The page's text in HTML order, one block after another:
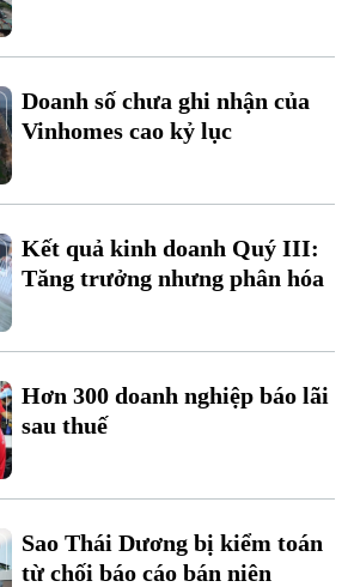
0865.116.699
Doanh số chưa ghi nhận của
Vinhomes cao kỷ lục
Kết quả kinh doanh Quý III:
Tăng trưởng nhưng phân hóa
Hơn 300 doanh nghiệp báo lãi
sau thuế
Sao Thái Dương bị kiểm toán
từ chối báo cáo bán niên